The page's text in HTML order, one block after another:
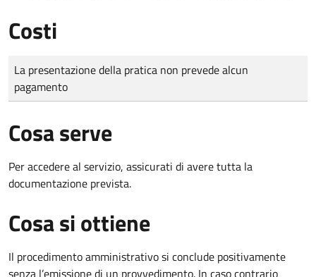
Costi
Tipo di pagamento
Importo
La presentazione della pratica non prevede alcun
pagamento
Cosa serve
Per accedere al servizio, assicurati di avere tutta la
documentazione prevista.
Cosa si ottiene
Il procedimento amministrativo si conclude positivamente
senza l’emissione di un provvedimento. In caso contrario